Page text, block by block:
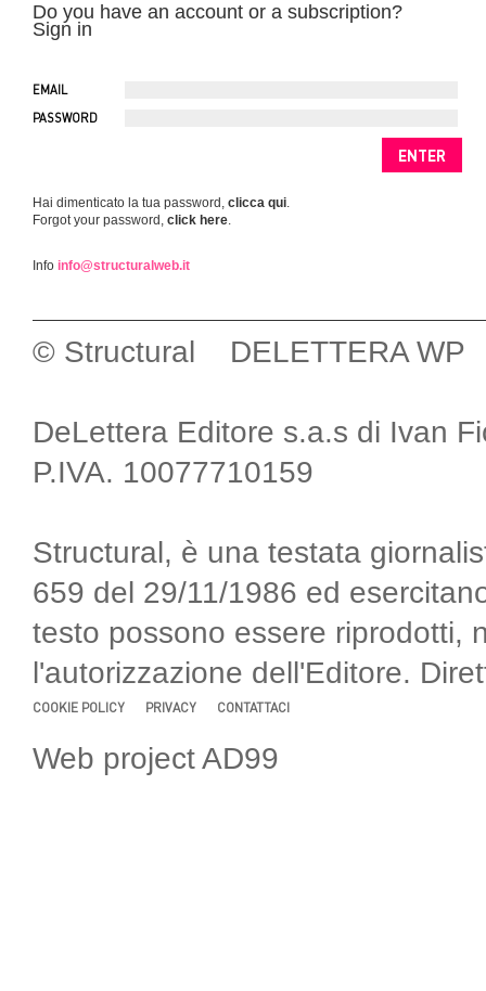
Do you have an account or a subscription?
Sign in
EMAIL
PASSWORD
Hai dimenticato la tua password, clicca qui.
Forgot your password, click here.
Info info@structuralweb.it
© Structural DELETTERA WP
DeLettera Editore s.a.s di Ivan
P.IVA. 10077710159
Structural, è una testata
659 del 29/11/1986 ed
testo possono essere riprodotti,
l'autorizzazione dell'Editore.
COOKIE POLICY PRIVACY CONTATTACI
Web project AD99